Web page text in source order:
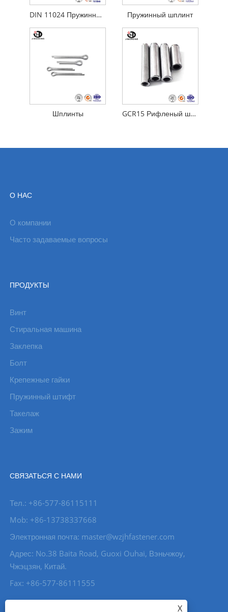
DIN 11024 Пружинный шплинт Пружинный шплинт
Шплинты GCR15 Рифленый штифт
О НАС
О компании
Часто задаваемые вопросы
ПРОДУКТЫ
Винт
Стиральная машина
Заклепка
Болт
Крепежные гайки
Пружинный штифт
Такелаж
Зажим
СВЯЗАТЬСЯ С НАМИ
Тел.: +86-577-86115111
Mob: +86-13738337668
Электронная почта: master@wzjhfastener.com
Адрес: No.38 Baita Road, Guoxi Ouhai, Вэньчжоу,
Чжэцзян, Китай.
Fax: +86-577-86111555
X